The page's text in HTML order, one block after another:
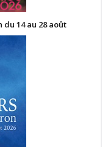
14 au 28 août